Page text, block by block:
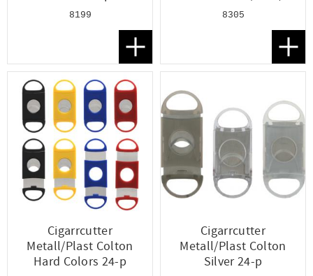
8199
Lägg till i favoriter
8305
Cigarrcutter
Metall/Plast Colton
Hard Colors 24-p
Cigarrcutter
Metall/Plast Colton
Silver 24-p